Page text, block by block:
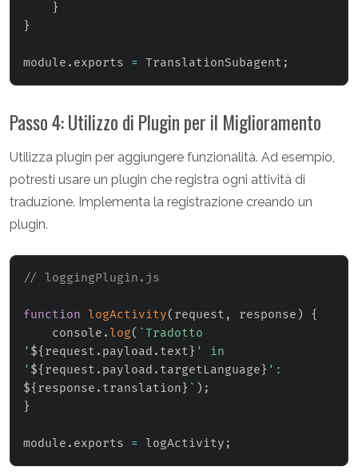
}
}
module . exports = TranslationSubagent ;
Passo 4: Utilizzo di Plugin per il Miglioramento
Utilizza plugin per aggiungere funzionalità. Ad esempio,
potresti usare un plugin che registra ogni attività di
traduzione. Implementa la registrazione creando un
plugin.
// loggingPlugin.js
function logActivity( request , response )
{
    console
. log( `Tradotto
' ${ request . payload . text } ' in
' ${ request . payload . targetLanguage }
${ response . translation } ` ) ;
}
module . exports = logActivity ;